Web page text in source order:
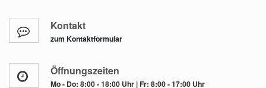
Kontakt
zum Kontaktformular
Öffnungszeiten
Mo - Do: 8:00 - 18:00 Uhr | Fr: 8:00 - 17:00 Uhr